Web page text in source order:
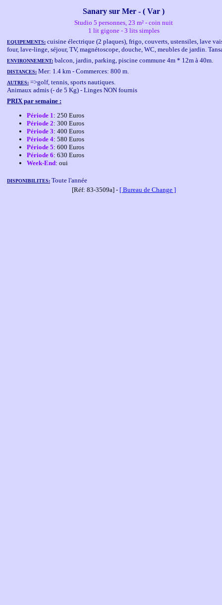
Sanary sur Mer - ( Var )
Studio 5 personnes, 23 m² - coin nuit
1 lit gigone - 3 lits simples
EQUIPEMENTS: cuisine électrique (2 plaques), frigo, couverts, ustensiles, lave
four, lave-linge, séjour, TV, magnétoscope, douche, WC, meubles de jardin.
ENVIRONNEMENT: balcon, jardin, parking, piscine commune 4m * 12m à 40m.
DISTANCES: Mer: 1.4 km - Commerces: 800 m.
AUTRES: =>golf, tennis, sports nautiques.
Animaux admis (- de 5 Kg) - Linges NON fournis
PRIX par semaine :
Période 1: 250 Euros
Période 2: 300 Euros
Période 3: 400 Euros
Période 4: 580 Euros
Période 5: 600 Euros
Période 6: 630 Euros
Week-End: oui
DISPONIBILITES: Toute l'année
[Réf: 83-3509a] - [ Bureau de Change ]